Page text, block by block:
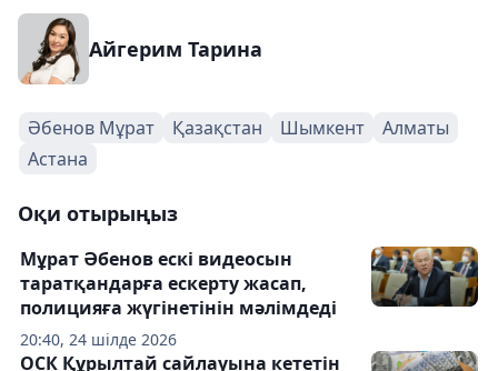
Айгерим Тарина
Әбенов Мұрат Қазақстан Шымкент
Алматы
Астана
Оқи отырыңыз
20:40, 24 шілде 2026
Мұрат Әбенов ескі видеосын
таратқандарға ескерту жасап,
полицияға жүгінетінін мәлімдеді
ОСК Құрылтай сайлауына кететін